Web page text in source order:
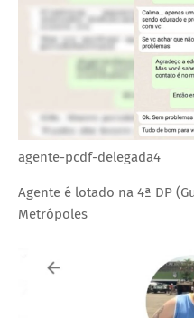
agente-pcdf-delegada4
Agente é lotado na 4ª DP
Metrópoles